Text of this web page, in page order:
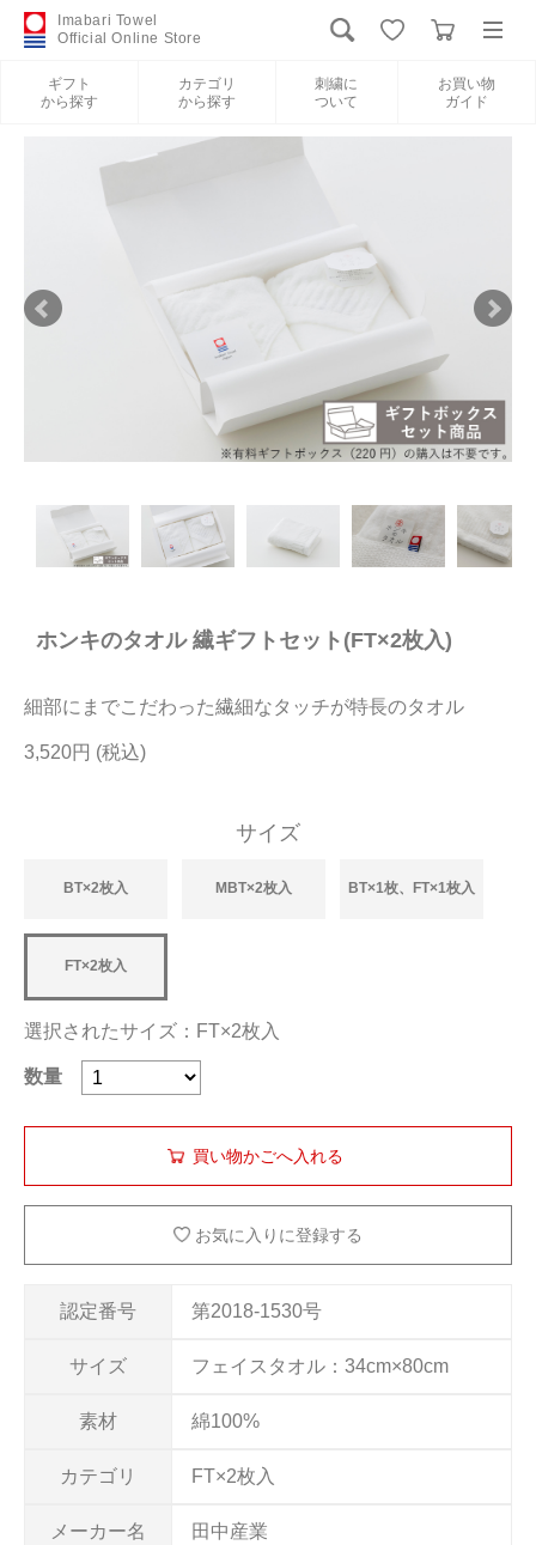
Imabari Towel
Official Online Store
ギフト
から探す
カテゴリ
から探す
刺繍に
ついて
お買い物
ガイド
新規会員登録
ギフトから探す
当サイトについて
大量購入・法人向けの購入の方は
ホンキのタオル 繊ギフトセット(FT×2枚入)
細部にまでこだわった繊細なタッチが特長のタオル
3,520円
認定番号 第2018-1530号
サイズ フェイスタオル：34cm×80cm
素材 綿100%
カテゴリ FT×2枚入
メーカー名 田中産業
サイズ
BT×2枚入 MBT×2枚入 BT×1枚、FT×1枚入
FT×2枚入
選択されたサイズ：FT×2枚入
数量
お気に入りに登録する